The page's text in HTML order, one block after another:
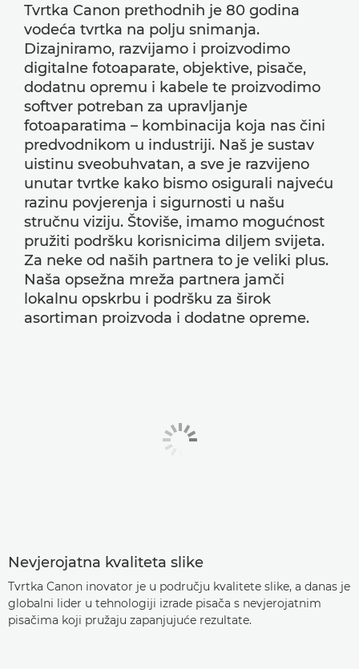
Tvrtka Canon prethodnih je 80 godina
vodeća tvrtka na polju snimanja.
Dizajniramo, razvijamo i proizvodimo
digitalne fotoaparate, objektive, pisače,
dodatnu opremu i kabele te proizvodimo
softver potreban za upravljanje
fotoaparatima – kombinacija koja nas čini
predvodnikom u industriji. Naš je sustav
uistinu sveobuhvatan, a sve je razvijeno
unutar tvrtke kako bismo osigurali najveću
razinu povjerenja i sigurnosti u našu
stručnu viziju. Štoviše, imamo mogućnost
pružiti podršku korisnicima diljem svijeta.
Za neke od naših partnera to je veliki plus.
Naša opsežna mreža partnera jamči
lokalnu opskrbu i podršku za širok
asortiman proizvoda i dodatne opreme.
Nevjerojatna kvaliteta slike
Tvrtka Canon inovator je u području kvalitete slike, a danas je
globalni lider u tehnologiji izrade pisača s nevjerojatnim
pisačima koji pružaju zapanjujuće rezultate.